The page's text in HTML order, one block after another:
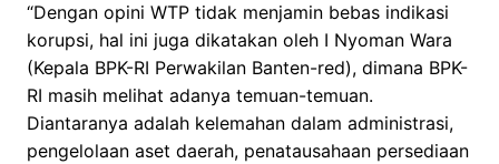
“Dengan opini WTP tidak menjamin bebas indikasi
korupsi, hal ini juga dikatakan oleh I Nyoman Wara
(Kepala BPK-RI Perwakilan Banten-red), dimana BPK-
RI masih melihat adanya temuan-temuan.
Diantaranya adalah kelemahan dalam administrasi,
pengelolaan aset daerah, penatausahaan persediaan